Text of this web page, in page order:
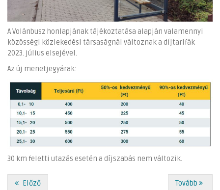
A Volánbusz honlapjának tájékoztatása alapján valamennyi
közösségi közlekedési társaságnál változnak a díjtarifák
2023. július elsejével.
Az új menetjegyárak:
30 km feletti utazás esetén a díjszabás nem változik.
Előző Tovább